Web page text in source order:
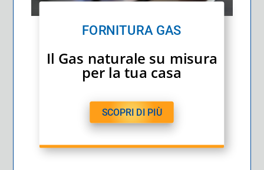
FORNITURA GAS
Il Gas naturale su misura
per la tua casa
SCOPRI DI PIÙ